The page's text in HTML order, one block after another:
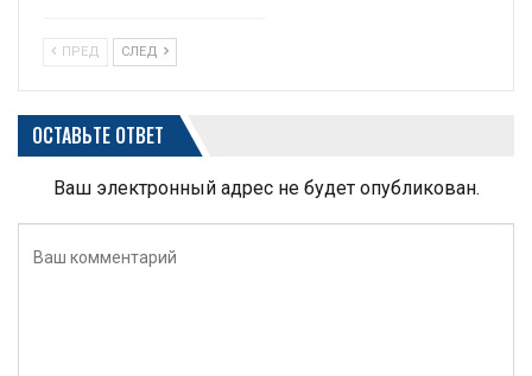
ПРЕД СЛЕД
ОСТАВЬТЕ ОТВЕТ
Ваш электронный адрес не будет опубликован.